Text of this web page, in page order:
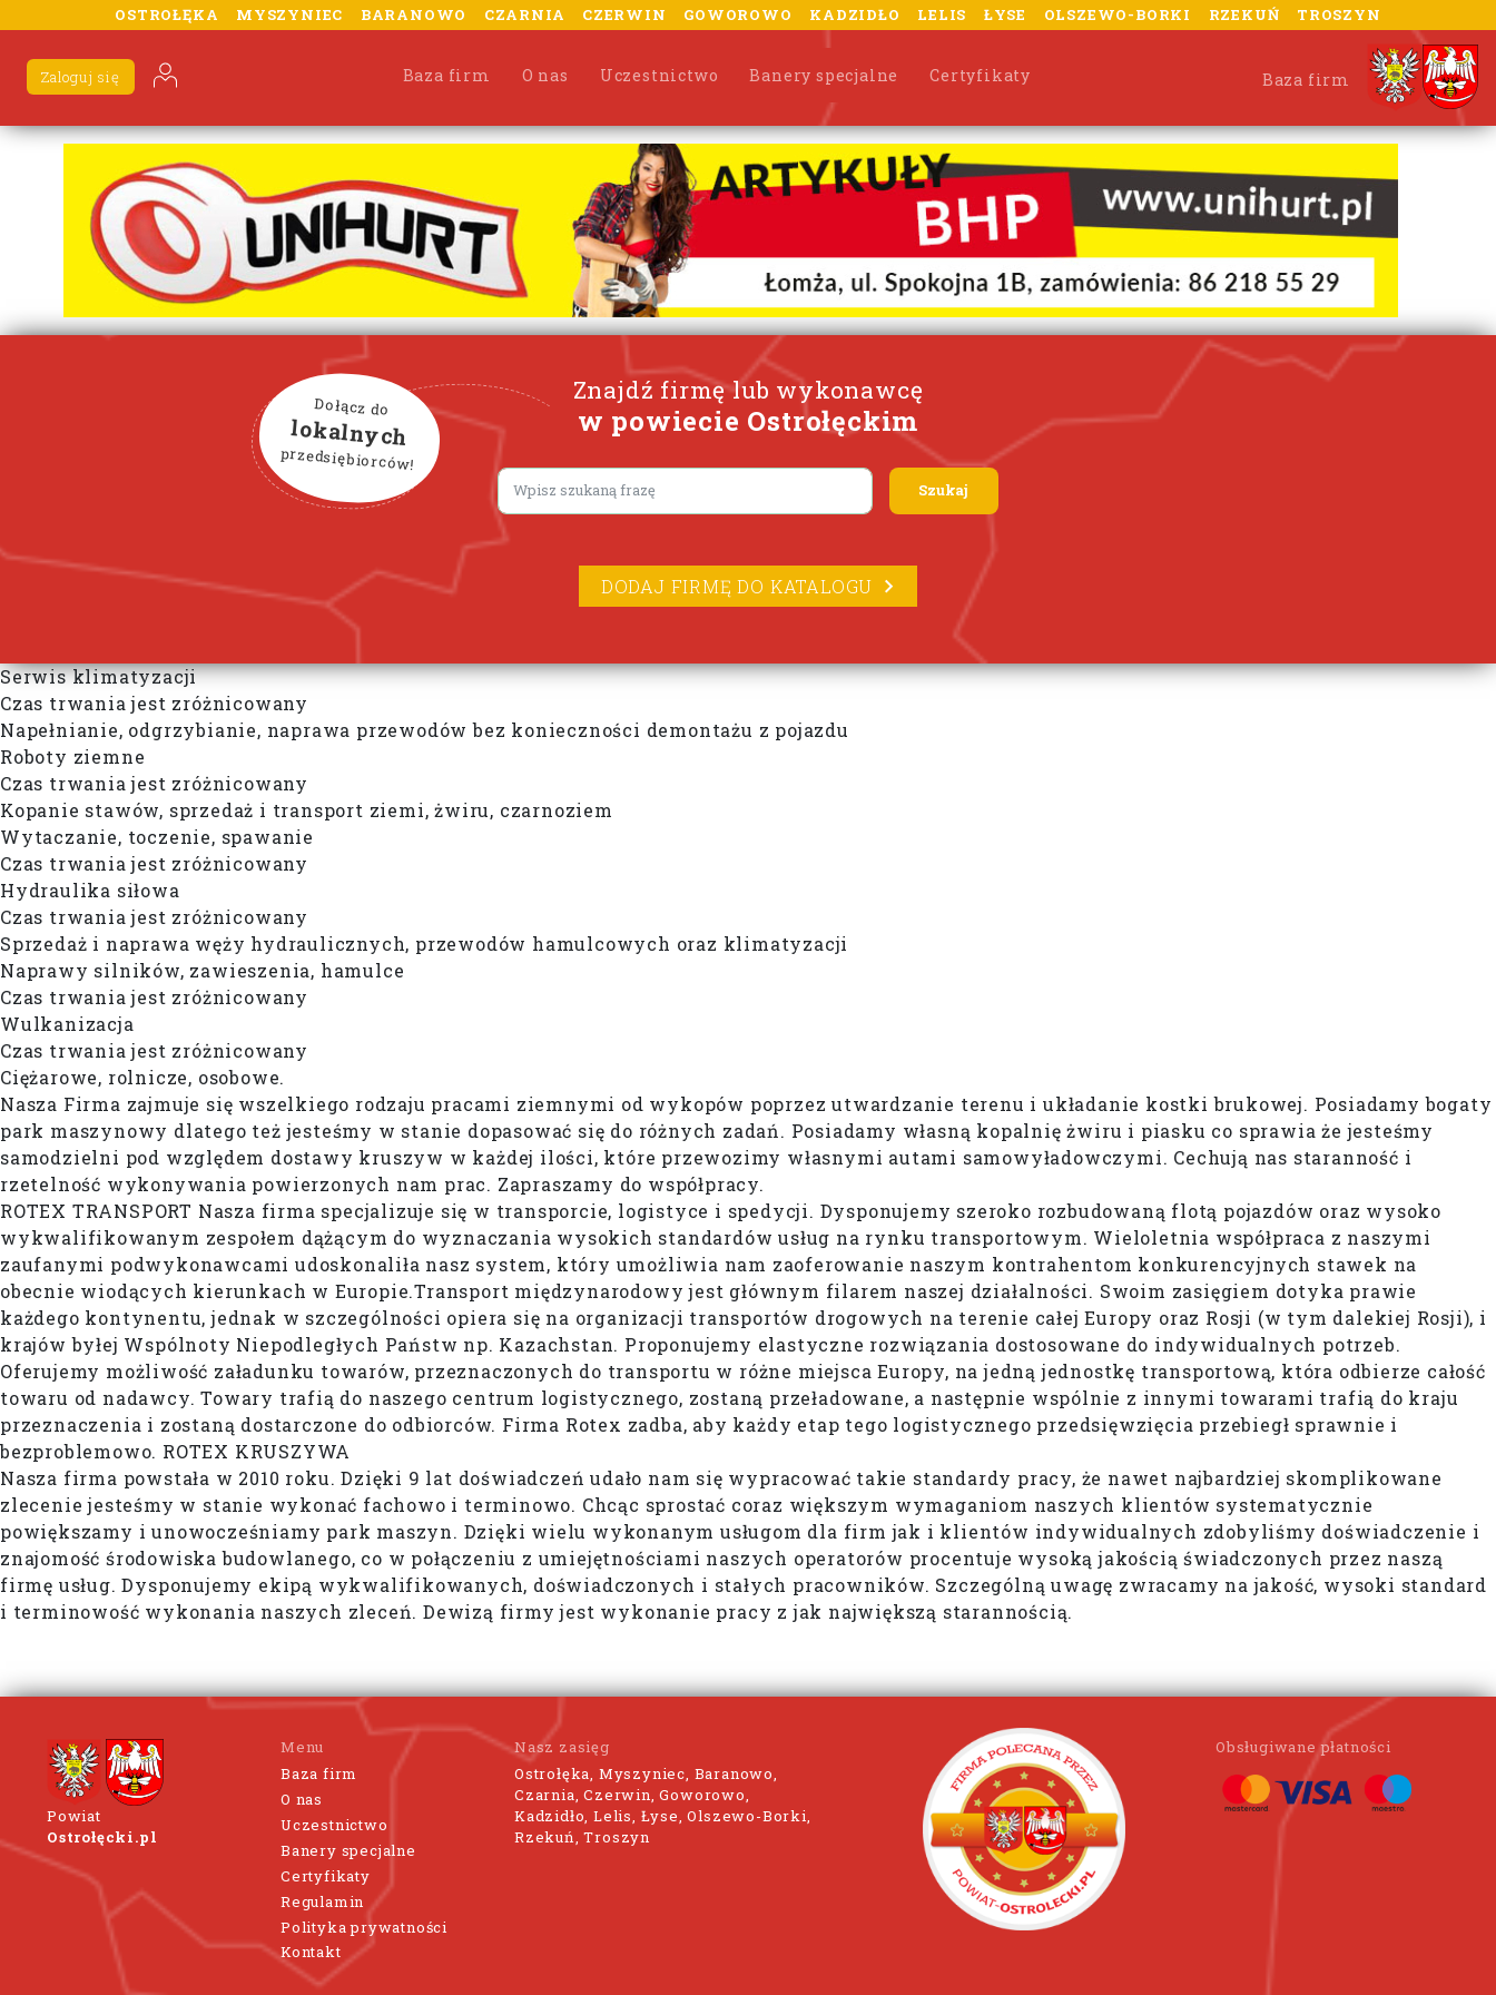
OSTROŁĘKA MYSZYNIEC BARANOWO CZARNIA CZERWIN GOWOROWO KADZIDŁO LELIS ŁYSE OLSZEWO-BORKI RZEKUŃ TROSZYN
Baza firm O nas Uczestnictwo Banery specjalne Certyfikaty
Zaloguj się Baza firm
Znajdź firmę lub wykonawcę
w powiecie Ostrołęckim
Dołącz do
lokalnych
przedsiębiorców!
Lorem ipsum
DODAJ FIRMĘ DO KATALOGU
Serwis klimatyzacji
Czas trwania jest zróżnicowany
Napełnianie, odgrzybianie, naprawa przewodów bez konieczności demontażu z pojazdu
Roboty ziemne
Czas trwania jest zróżnicowany
Kopanie stawów, sprzedaż i transport ziemi, żwiru, czarnoziem
Wytaczanie, toczenie, spawanie
Czas trwania jest zróżnicowany
Hydraulika siłowa
Czas trwania jest zróżnicowany
Sprzedaż i naprawa węży hydraulicznych, przewodów hamulcowych oraz klimatyzacji
Naprawy silników, zawieszenia, hamulce
Czas trwania jest zróżnicowany
Wulkanizacja
Czas trwania jest zróżnicowany
Ciężarowe, rolnicze, osobowe.
Nasza Firma zajmuje się wszelkiego rodzaju pracami ziemnymi od wykopów poprzez utwardzanie terenu i układanie kostki brukowej. Posiadamy bogaty
park maszynowy dlatego też jesteśmy w stanie dopasować się do różnych zadań. Posiadamy własną kopalnię żwiru i piasku co sprawia że jesteśmy
samodzielni pod względem dostawy kruszyw w każdej ilości, które przewozimy własnymi autami samowyładowczymi. Cechują nas staranność i
rzetelność wykonywania powierzonych nam prac. Zapraszamy do współpracy.
ROTEX TRANSPORT Nasza firma specjalizuje się w transporcie, logistyce i spedycji. Dysponujemy szeroko rozbudowaną flotą pojazdów oraz wysoko
wykwalifikowanym zespołem dążącym do wyznaczania wysokich standardów usług na rynku transportowym. Wieloletnia współpraca z naszymi
zaufanymi podwykonawcami udoskonaliła nasz system, który umożliwia nam zaoferowanie naszym kontrahentom konkurencyjnych stawek na
obecnie wiodących kierunkach w Europie.Transport międzynarodowy jest głównym filarem naszej działalności. Swoim zasięgiem dotyka prawie
każdego kontynentu, jednak w szczególności opiera się na organizacji transportów drogowych na terenie całej Europy oraz Rosji (w tym dalekiej Rosji), i
krajów byłej Wspólnoty Niepodległych Państw np. Kazachstan. Proponujemy elastyczne rozwiązania dostosowane do indywidualnych potrzeb.
Oferujemy możliwość załadunku towarów, przeznaczonych do transportu w różne miejsca Europy, na jedną jednostkę transportową, która odbierze całość
towaru od nadawcy. Towary trafią do naszego centrum logistycznego, zostaną przeładowane, a następnie wspólnie z innymi towarami trafią do kraju
przeznaczenia i zostaną dostarczone do odbiorców. Firma Rotex zadba, aby każdy etap tego logistycznego przedsięwzięcia przebiegł sprawnie i
bezproblemowo. ROTEX KRUSZYWA
Nasza firma powstała w 2010 roku. Dzięki 9 lat doświadczeń udało nam się wypracować takie standardy pracy, że nawet najbardziej skomplikowane
zlecenie jesteśmy w stanie wykonać fachowo i terminowo. Chcąc sprostać coraz większym wymaganiom naszych klientów systematycznie
powiększamy i unowocześniamy park maszyn. Dzięki wielu wykonanym usługom dla firm jak i klientów indywidualnych zdobyliśmy doświadczenie i
znajomość środowiska budowlanego, co w połączeniu z umiejętnościami naszych operatorów procentuje wysoką jakością świadczonych przez naszą
firmę usług. Dysponujemy ekipą wykwalifikowanych, doświadczonych i stałych pracowników. Szczególną uwagę zwracamy na jakość, wysoki standard
i terminowość wykonania naszych zleceń. Dewizą firmy jest wykonanie pracy z jak największą starannością.
Powiat
Ostrołęcki.pl
Menu
Baza firm
O nas
Uczestnictwo
Banery specjalne
Certyfikaty
Regulamin
Polityka prywatności
Kontakt
Nasz zasięg
Ostrołęka, Myszyniec, Baranowo,
Czarnia, Czerwin, Goworowo,
Kadzidło, Lelis, Łyse, Olszewo-Borki,
Rzekuń, Troszyn
Obsługiwane płatności